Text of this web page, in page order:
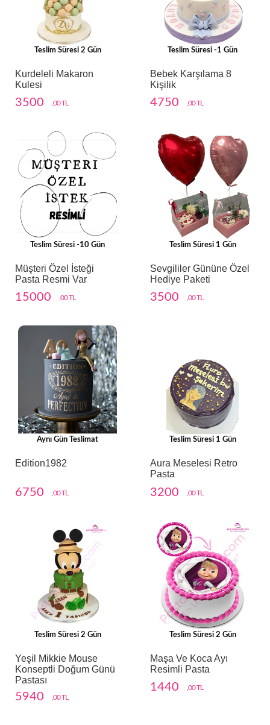
Teslim Süresi 2 Gün
Kurdeleli Makaron
Kulesi
3500 ,00 TL
Teslim Süresi -1 Gün
Bebek Karşılama 8
Kişilik
4750 ,00 TL
Teslim Süresi -10 Gün
Müşteri Özel İsteği
Pasta Resmi Var
15000 ,00 TL
Teslim Süresi 1 Gün
Sevgililer Gününe Özel
Hediye Paketi
3500 ,00 TL
Aynı Gün Teslimat
Edition1982
6750 ,00 TL
Teslim Süresi 1 Gün
Aura Meselesi Retro
Pasta
3200 ,00 TL
Teslim Süresi 2 Gün
Yeşil Mikkie Mouse
Konseptli Doğum Günü
Pastası
5940 ,00 TL
Teslim Süresi 2 Gün
Maşa Ve Koca Ayı
Resimli Pasta
1440 ,00 TL